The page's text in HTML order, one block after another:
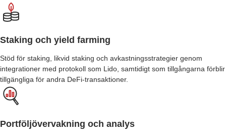
Staking och yield farming
Stöd för staking, likvid staking och avkastningsstrategier genom
integrationer med protokoll som Lido, samtidigt som tillgångarna förblir
tillgängliga för andra DeFi-transaktioner.
Portföljövervakning och analys